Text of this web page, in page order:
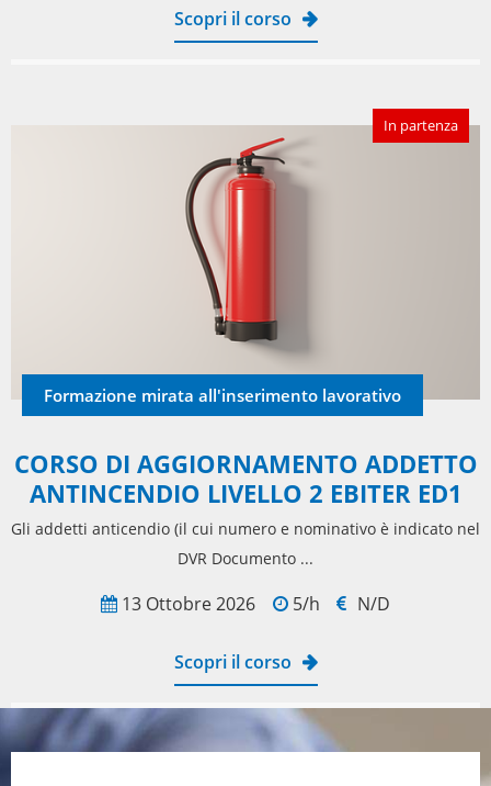
Scopri il corso
In partenza
Formazione mirata all'inserimento lavorativo
CORSO DI AGGIORNAMENTO ADDETTO
ANTINCENDIO LIVELLO 2 EBITER ED1
Gli addetti anticendio (il cui numero e nominativo è indicato nel
DVR Documento ...
13 Ottobre 2026 5/h N/D
Scopri il corso